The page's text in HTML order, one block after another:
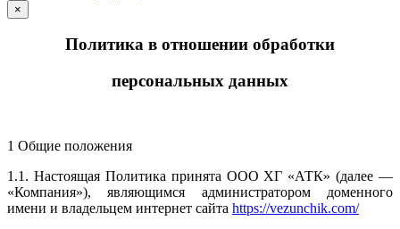
×
Политика в отношении обработки
персональных данных
1 Общие положения
1.1. Настоящая Политика принята ООО ХГ «АТК» (далее —
«Компания»), являющимся администратором доменного
имени и владельцем интернет сайта https://vezunchik.com/